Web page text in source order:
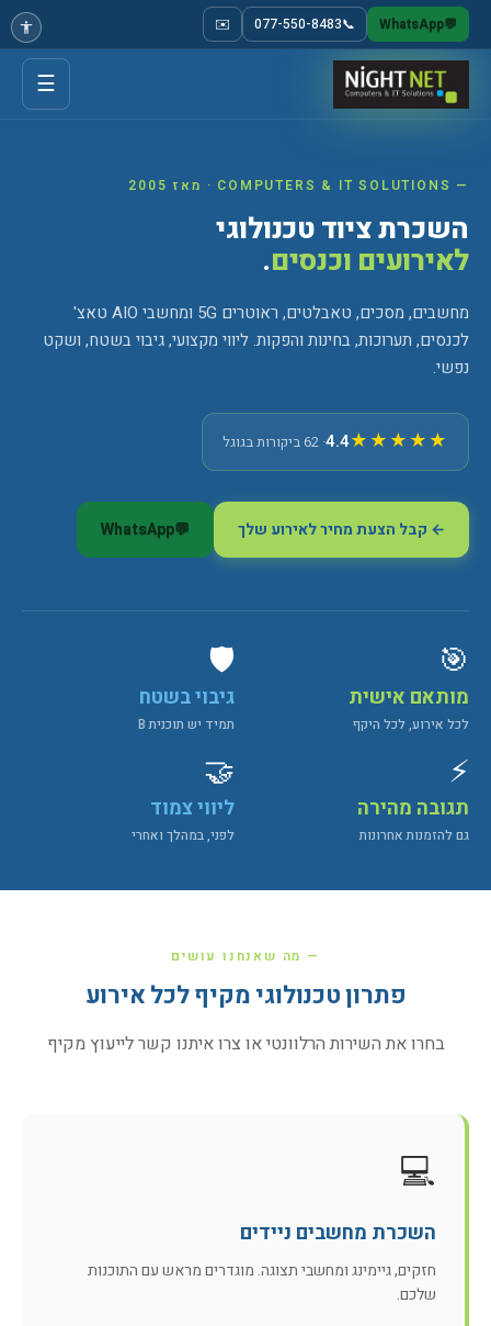
💬
WhatsApp
📞
077-550-8483
✉️
☰
— COMPUTERS & IT SOLUTIONS · מאז 2005
השכרת ציוד טכנולוגי
לאירועים וכנסים.
מחשבים, מסכים, טאבלטים, ראוטרים 5G ומחשבי AIO טאצ'
לכנסים, תערוכות, בחינות והפקות. ליווי מקצועי, גיבוי בשטח, ושקט
נפשי.
★★★★★
4.4· 62 ביקורות בגוגל
← קבל הצעת מחיר לאירוע שלך 💬
WhatsApp
🎯
מותאם אישית
לכל אירוע, לכל היקף
🛡️
גיבוי בשטח
תמיד יש תוכנית B
⚡
תגובה מהירה
גם להזמנות אחרונות
🤝
ליווי צמוד
לפני, במהלך ואחרי
— מה שאנחנו עושים
פתרון טכנולוגי מקיף לכל אירוע
בחרו את השירות הרלוונטי או צרו איתנו קשר לייעוץ מקיף
💻
השכרת מחשבים ניידים
חזקים, גיימינג ומחשבי תצוגה. מוגדרים מראש עם התוכנות
שלכם.